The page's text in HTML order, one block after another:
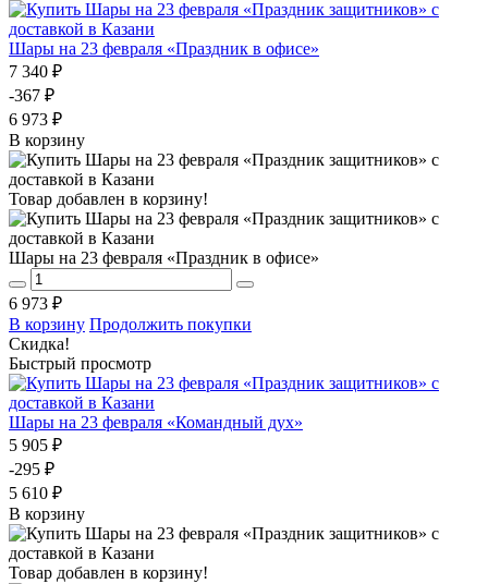
Шары на 23 февраля «Праздник в офисе»
7 340 ₽
-367 ₽
6 973 ₽
В корзину
Товар добавлен в корзину!
Шары на 23 февраля «Праздник в офисе»
6 973 ₽
В корзину Продолжить покупки
Скидка!
Быстрый просмотр
Шары на 23 февраля «Командный дух»
5 905 ₽
-295 ₽
5 610 ₽
В корзину
Товар добавлен в корзину!